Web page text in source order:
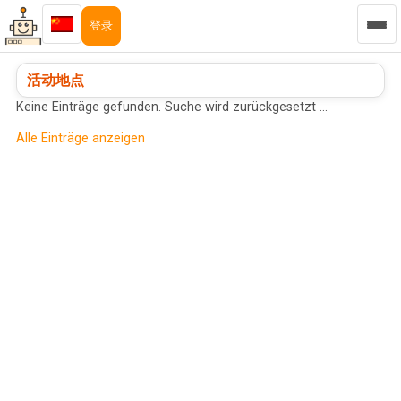
登录
活动地点
Keine Einträge gefunden. Suche wird zurückgesetzt …
Alle Einträge anzeigen